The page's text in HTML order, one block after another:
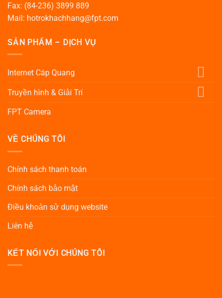
Fax: (84-236) 3899 889
Mail: hotrokhachhang@fpt.com
SẢN PHẨM – DỊCH VỤ
Internet Cáp Quang
Truyền hình & Giải Trí
FPT Camera
VỀ CHÚNG TÔI
Chính sách thanh toán
Chính sách bảo mật
Điều khoản sử dụng website
Liên hệ
KẾT NỐI VỚI CHÚNG TÔI